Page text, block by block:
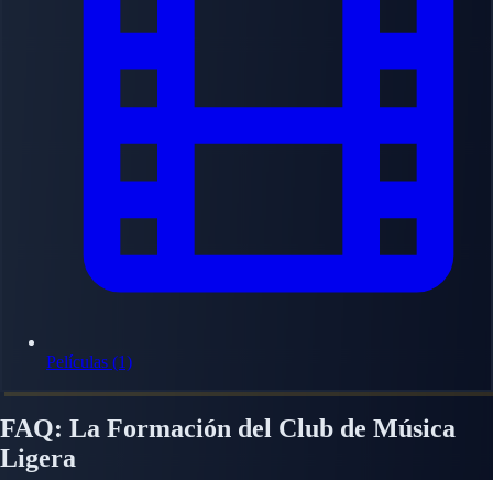
Películas (1)
FAQ: La Formación del Club de Música
Ligera